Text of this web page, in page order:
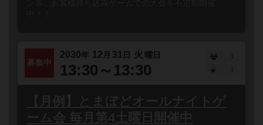
ン等…お客様持ち込みゲームでの大会を不定期開催
募集中
2030年 12 月 31 日 火 曜日
13:30～13:30
1
1
【月例】とまぼどオールナイトゲ
ーム会 毎月第4土曜日開催中